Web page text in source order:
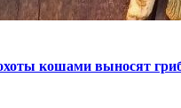
кошами выносят